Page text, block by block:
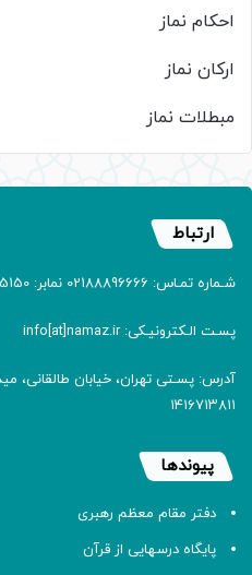
احکام نماز
ارکان نماز
مبطلات نماز
ارتباط
شـماره تمـاس: 02188896666 نمابر: 02188905150
پسـت الـکترونیـکی: info[at]namaz.ir
۱۴۱۶۷۱۳۸۱۱
پیوندها
دفتر مقام معظم رهبری
پایگاه درسهایی از قرآن